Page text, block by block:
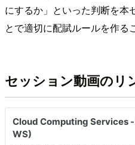
にするか」といった判断を本
とで適切に配賦ルールを作る
セッション動画のリ